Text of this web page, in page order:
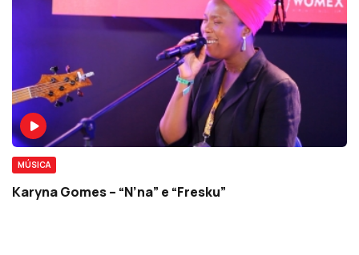
MÚSICA
Karyna Gomes – “N’na” e “Fresku”